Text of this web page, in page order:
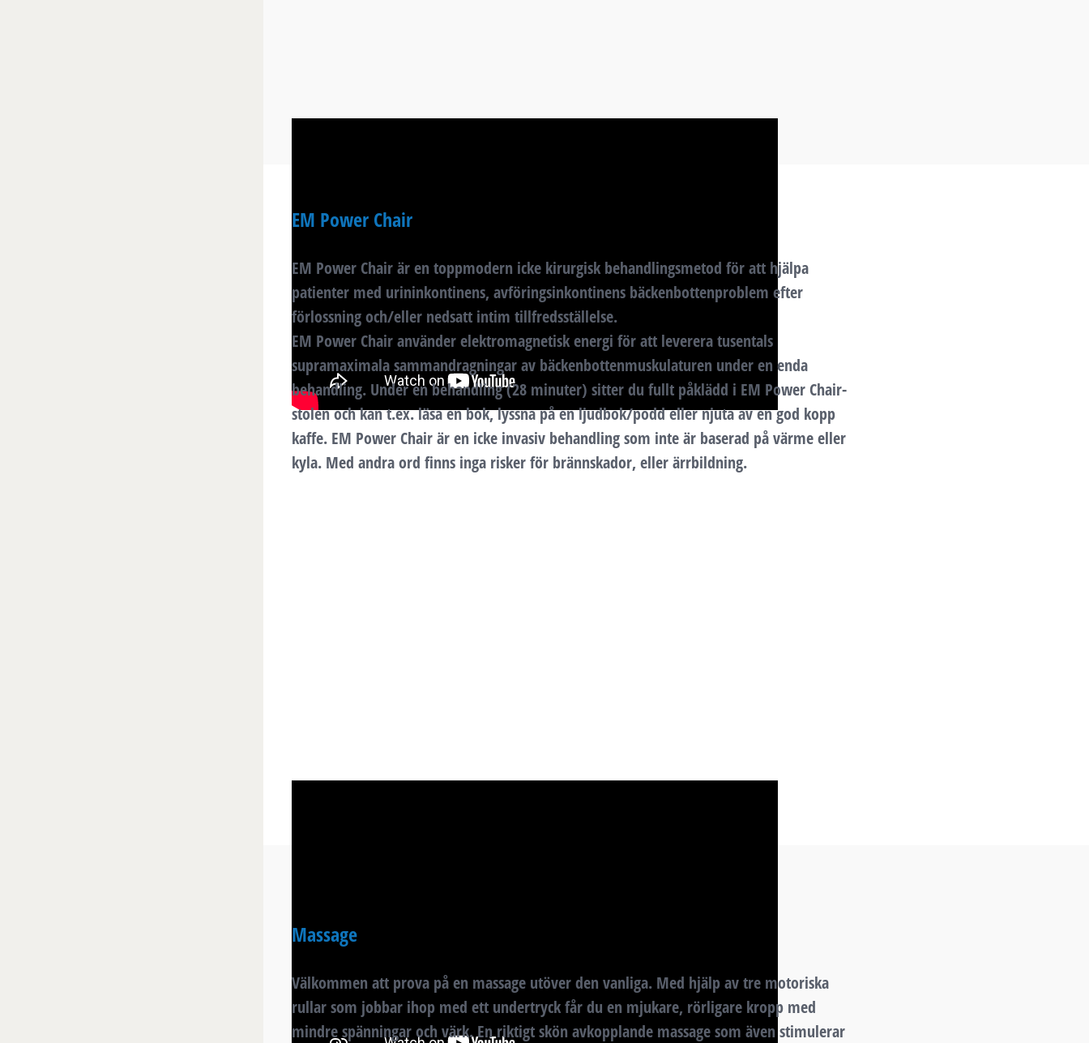
EM Power Chair
EM Power Chair är en toppmodern icke kirurgisk behandlingsmetod för att hjälpa
patienter med urininkontinens, avföringsinkontinens bäckenbottenproblem efter
förlossning och/eller nedsatt intim tillfredsställelse.
EM Power Chair använder elektromagnetisk energi för att leverera tusentals
supramaximala sammandragningar av bäckenbottenmuskulaturen under en enda
behandling. Under en behandling (28 minuter) sitter du fullt påklädd i EM Power Chair-
stolen och kan t.ex. läsa en bok, lyssna på en ljudbok/podd eller njuta av en god kopp
kaffe. EM Power Chair är en icke invasiv behandling som inte är baserad på värme eller
kyla. Med andra ord finns inga risker för brännskador, eller ärrbildning.
Massage
Välkommen att prova på en massage utöver den vanliga. Med hjälp av tre motoriska
rullar som jobbar ihop med ett undertryck får du en mjukare, rörligare kropp med
mindre spänningar och värk. En riktigt skön avkopplande massage som även stimulerar